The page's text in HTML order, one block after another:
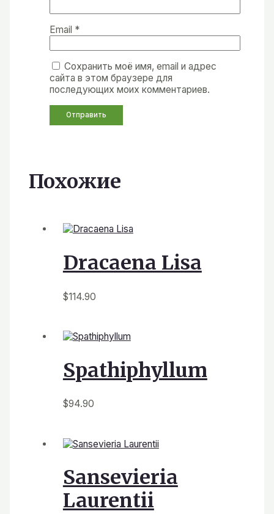
Email *
Сохранить моё имя, email и адрес
сайта в этом браузере для
последующих моих комментариев.
Похожие
Dracaena Lisa
$114.90
Spathiphyllum
$94.90
Sansevieria
Laurentii